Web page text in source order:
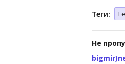
Теги:
Не